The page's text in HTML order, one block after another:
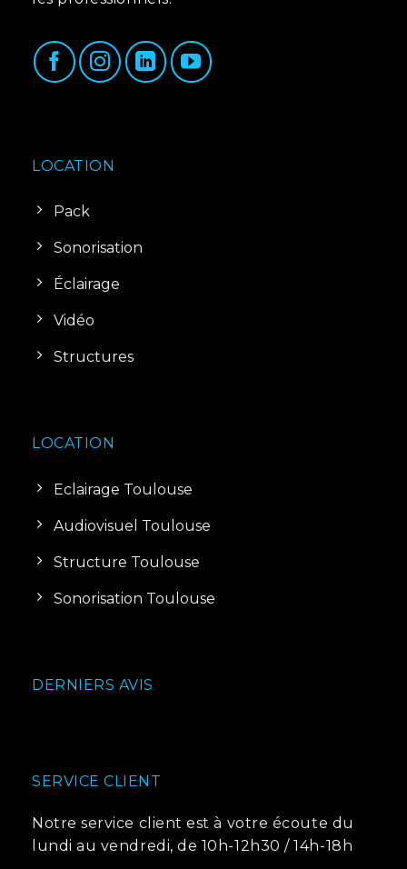
LOCATION
Pack
Sonorisation
Éclairage
Vidéo
Structures
LOCATION
Eclairage Toulouse
Audiovisuel Toulouse
Structure Toulouse
Sonorisation Toulouse
DERNIERS AVIS
SERVICE CLIENT
Notre service client est à votre écoute du
lundi au vendredi, de 10h-12h30 / 14h-18h